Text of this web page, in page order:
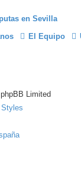
en Sevilla
El Equipo
Limited